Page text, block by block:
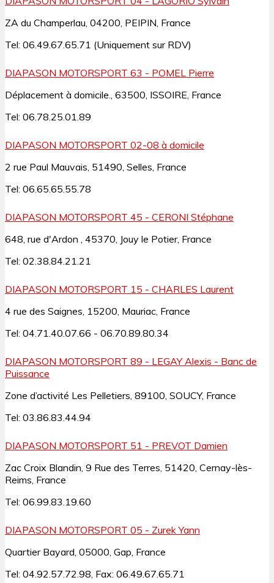
ZA du Champerlau, 04200, PEIPIN, France
Tel: 06.49.67.65.71 (Uniquement sur RDV)
DIAPASON MOTORSPORT 63 - POMEL Pierre
Déplacement à domicile., 63500, ISSOIRE, France
Tel: 06.78.25.01.89
DIAPASON MOTORSPORT 02-08 à domicile
2 rue Paul Mauvais, 51490, Selles, France
Tel: 06.65.65.55.78
DIAPASON MOTORSPORT 45 - CERONI Stéphane
648, rue d'Ardon , 45370, Jouy le Potier, France
Tel: 02.38.84.21.21
DIAPASON MOTORSPORT 15 - CHARLES Laurent
4 rue des Saignes, 15200, Mauriac, France
Tel: 04.71.40.07.66 - 06.70.89.80.34
DIAPASON MOTORSPORT 89 - LEGAY Alexis - Banc de
Puissance
Zone d’activité Les Pelletiers, 89100, SOUCY, France
Tel: 03.86.83.44.94
DIAPASON MOTORSPORT 51 - PREVOT Damien
Zac Croix Blandin, 9 Rue des Terres, 51420, Cernay-lès-
Reims, France
Tel: 06.99.83.19.60
DIAPASON MOTORSPORT 05 - Zurek Yann
Quartier Bayard, 05000, Gap, France
Tel: 04.92.57.72.98, Fax: 06.49.67.65.71